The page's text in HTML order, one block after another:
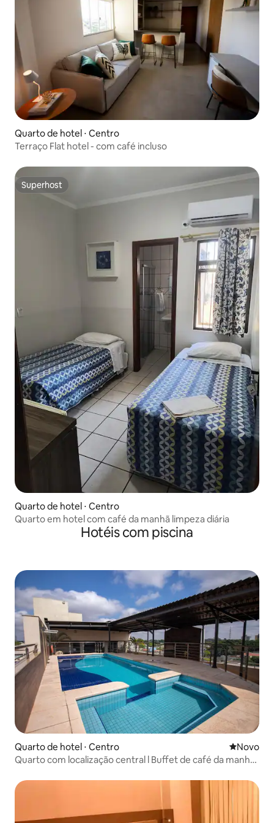
Quarto de hotel ⋅ Centro
Terraço Flat hotel - com café incluso
Superhost
Superhost
Quarto de hotel ⋅ Centro
Quarto em hotel com café da manhã limpeza diária
Hotéis com piscina
Quarto de hotel ⋅ Centro Novo
Novo
Quarto com localização central l Buffet de café da manhã